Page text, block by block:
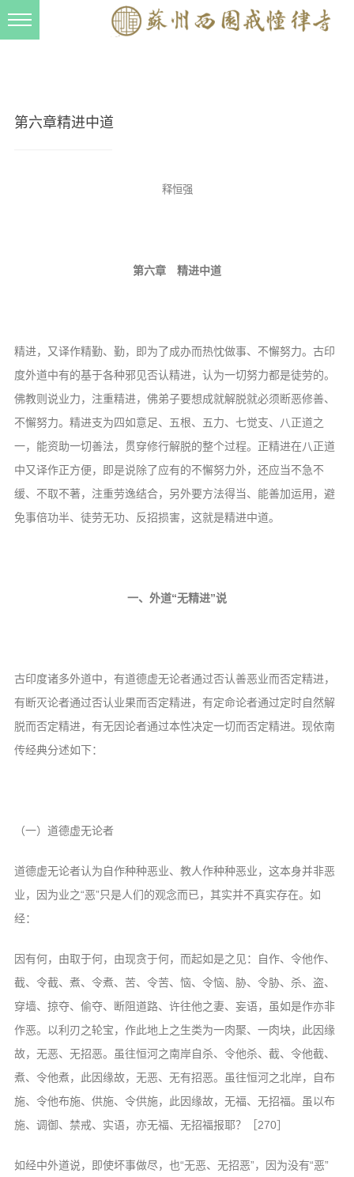
音频视频
弘法活动
学报论集
西园风光
下院风采
搜索
第六章精进中道
释恒强
第六章 精进中道
精进，又译作精勤、勤，即为了成办而热忱做事、不懈努力。古印
度外道中有的基于各种邪见否认精进，认为一切努力都是徒劳的。
佛教则说业力，注重精进，佛弟子要想成就解脱就必须断恶修善、
不懈努力。精进支为四如意足、五根、五力、七觉支、八正道之
一，能资助一切善法，贯穿修行解脱的整个过程。正精进在八正道
中又译作正方便，即是说除了应有的不懈努力外，还应当不急不
缓、不取不著，注重劳逸结合，另外要方法得当、能善加运用，避
免事倍功半、徒劳无功、反招损害，这就是精进中道。
一、外道“无精进”说
古印度诸多外道中，有道德虚无论者通过否认善恶业而否定精进，
有断灭论者通过否认业果而否定精进，有定命论者通过定时自然解
脱而否定精进，有无因论者通过本性决定一切而否定精进。现依南
传经典分述如下：
（一）道德虚无论者
道德虚无论者认为自作种种恶业、教人作种种恶业，这本身并非恶
业，因为业之“恶”只是人们的观念而已，其实并不真实存在。如
经：
因有何，由取于何，由现贪于何，而起如是之见：自作、令他作、
截、令截、煮、令煮、苦、令苦、恼、令恼、胁、令胁、杀、盗、
穿墙、掠夺、偷夺、断阻道路、许往他之妻、妄语，虽如是作亦非
作恶。以利刃之轮宝，作此地上之生类为一肉聚、一肉块，此因缘
故，无恶、无招恶。虽往恒河之南岸自杀、令他杀、截、令他截、
煮、令他煮，此因缘故，无恶、无有招恶。虽往恒河之北岸，自布
施、令他布施、供施、令供施，此因缘故，无福、无招福。虽以布
施、调御、禁戒、实语，亦无福、无招福报耶？［270］
如经中外道说，即使坏事做尽，也“无恶、无招恶”，因为没有“恶”